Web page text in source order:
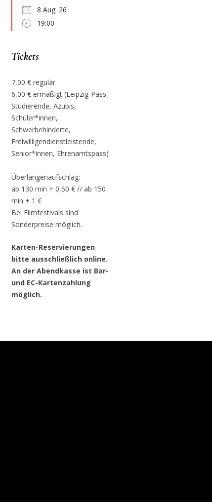
8 Aug. 26
19:00
Tickets
7,00 € regulär
6,00 € ermäßigt (Leipzig-Pass,
Studierende, Azubis,
Schüler*innen,
Schwerbehinderte,
Freiwilligendienstleistende,
Senior*innen, Ehrenamtspass)
Überlängenaufschlag:
ab 130 min + 0,50 € // ab 150
min + 1 €
Bei Filmfestivals sind
Sonderpreise möglich.
Karten-Reservierungen
bitte ausschließlich online.
An der Abendkasse ist Bar-
und EC-Kartenzahlung
möglich.